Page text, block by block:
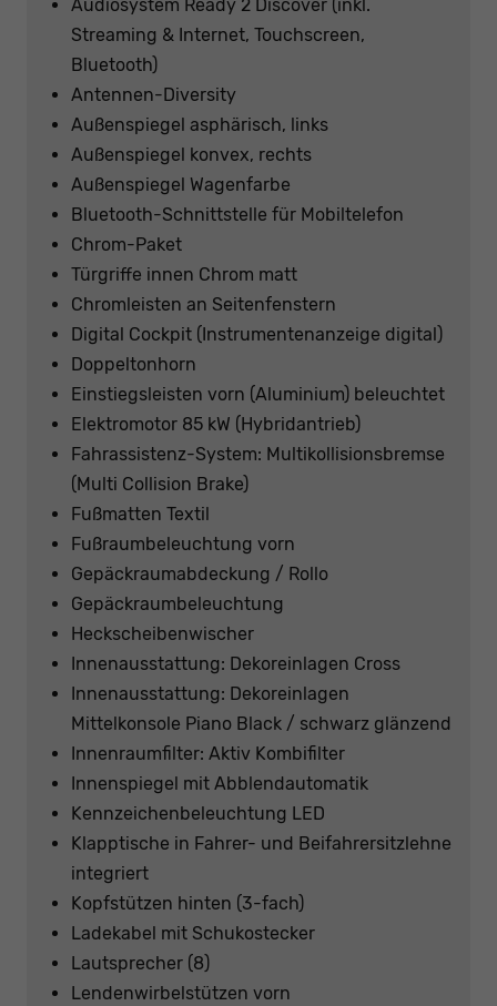
Audiosystem Ready 2 Discover (inkl.
Streaming & Internet, Touchscreen,
Bluetooth)
Antennen-Diversity
Außenspiegel asphärisch, links
Außenspiegel konvex, rechts
Außenspiegel Wagenfarbe
Bluetooth-Schnittstelle für Mobiltelefon
Chrom-Paket
Türgriffe innen Chrom matt
Chromleisten an Seitenfenstern
Digital Cockpit (Instrumentenanzeige digital)
Doppeltonhorn
Einstiegsleisten vorn (Aluminium) beleuchtet
Elektromotor 85 kW (Hybridantrieb)
Fahrassistenz-System: Multikollisionsbremse
(Multi Collision Brake)
Fußmatten Textil
Fußraumbeleuchtung vorn
Gepäckraumabdeckung / Rollo
Gepäckraumbeleuchtung
Heckscheibenwischer
Innenausstattung: Dekoreinlagen Cross
Innenausstattung: Dekoreinlagen
Mittelkonsole Piano Black / schwarz glänzend
Innenraumfilter: Aktiv Kombifilter
Innenspiegel mit Abblendautomatik
Kennzeichenbeleuchtung LED
Klapptische in Fahrer- und Beifahrersitzlehne
integriert
Kopfstützen hinten (3-fach)
Ladekabel mit Schukostecker
Lautsprecher (8)
Lendenwirbelstützen vorn